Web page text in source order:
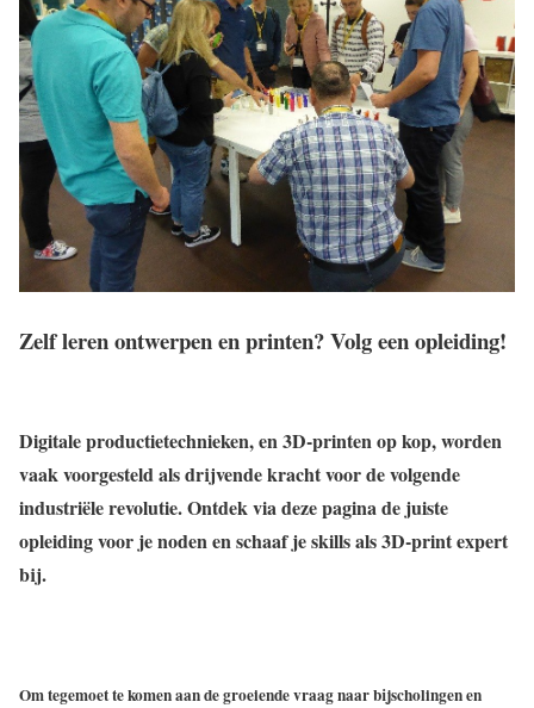
Zelf leren ontwerpen en printen? Volg een opleiding!
Digitale productietechnieken, en 3D-printen op kop, worden
vaak voorgesteld als drijvende kracht voor de volgende
industriële revolutie. Ontdek via deze pagina de juiste
opleiding voor je noden en schaaf je skills als 3D-print expert
bij.
Om tegemoet te komen aan de groeiende vraag naar bijscholingen en